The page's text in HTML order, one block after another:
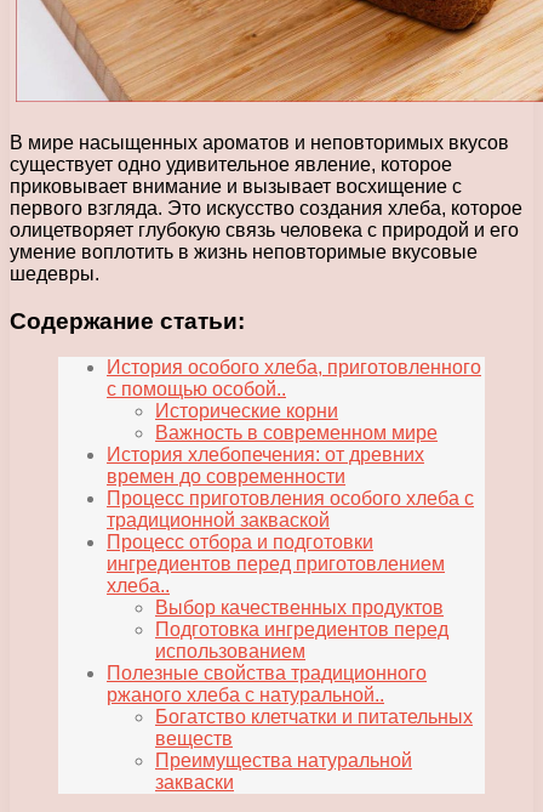
В мире насыщенных ароматов и неповторимых вкусов
существует одно удивительное явление, которое
приковывает внимание и вызывает восхищение с
первого взгляда. Это искусство создания хлеба, которое
олицетворяет глубокую связь человека с природой и его
умение воплотить в жизнь неповторимые вкусовые
шедевры.
Содержание статьи:
История особого хлеба, приготовленного
с помощью особой..
Исторические корни
Важность в современном мире
История хлебопечения: от древних
времен до современности
Процесс приготовления особого хлеба с
традиционной закваской
Процесс отбора и подготовки
ингредиентов перед приготовлением
хлеба..
Выбор качественных продуктов
Подготовка ингредиентов перед
использованием
Полезные свойства традиционного
ржаного хлеба с натуральной..
Богатство клетчатки и питательных
веществ
Преимущества натуральной
закваски